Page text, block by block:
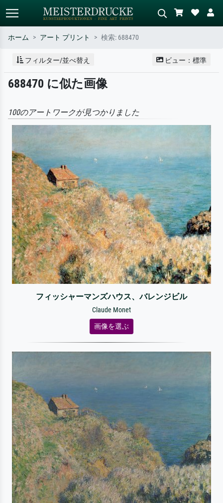
標準検索 AI画像検索
作家名・作品名・スタイルで検索
– 例：モネ、星月夜、印象派、北
シーンを説明してください – 例：
ホーム アート プリント 検索: 688470
フィルター/並べ替え ビュー：標準
688470 に似た画像
100のアートワークが見つかりました
フィッシャーマンズハウス、バレンジビル
Claude Monet
画像を選ぶ